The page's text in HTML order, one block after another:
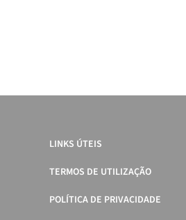
LINKS ÚTEIS
TERMOS DE UTILIZAÇÃO
POLÍTICA DE PRIVACIDADE